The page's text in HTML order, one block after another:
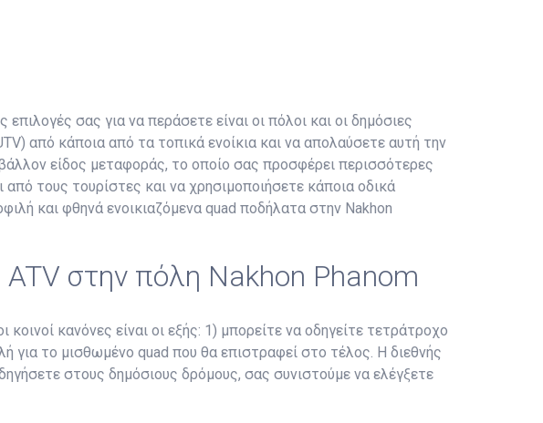
σας για να περάσετε είναι οι πόλοι και οι δημόσιες
από κάποια από τα τοπικά ενοίκια και να απολαύσετε αυτή την
είδος μεταφοράς, το οποίο σας προσφέρει περισσότερες
τους τουρίστες και να χρησιμοποιήσετε κάποια οδικά
και φθηνά ενοικιαζόμενα quad ποδήλατα στην Nakhon
ATV στην πόλη Nakhon Phanom
κανόνες είναι οι εξής: 1) μπορείτε να οδηγείτε τετράτροχο
για το μισθωμένο quad που θα επιστραφεί στο τέλος. Η διεθνής
στους δημόσιους δρόμους, σας συνιστούμε να ελέγξετε